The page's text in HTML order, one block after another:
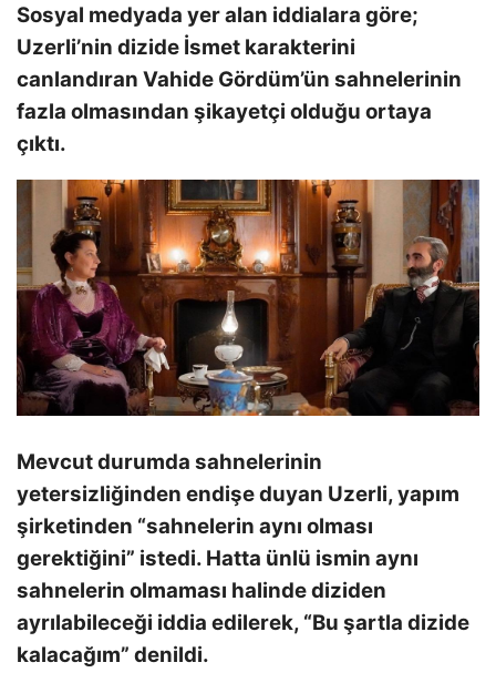
Sosyal medyada yer alan iddialara göre;
Uzerli’nin dizide İsmet karakterini
canlandıran Vahide Gördüm’ün sahnelerinin
fazla olmasından şikayetçi olduğu ortaya
çıktı.
Mevcut durumda sahnelerinin
yetersizliğinden endişe duyan Uzerli, yapım
şirketinden “sahnelerin aynı olması
gerektiğini” istedi. Hatta ünlü ismin aynı
sahnelerin olmaması halinde diziden
ayrılabileceği iddia edilerek, “Bu şartla dizide
kalacağım” denildi.